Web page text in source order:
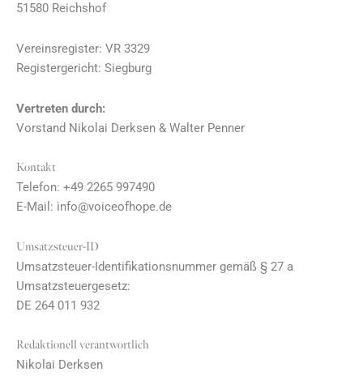
51580 Reichshof
Vereinsregister: VR 3329
Registergericht: Siegburg
Vertreten durch:
Vorstand Nikolai Derksen & Walter Penner
Kontakt
Telefon: +49 2265 997490‬
E-Mail: info@voiceofhope.de
Umsatzsteuer-ID
Umsatzsteuer-Identifikationsnummer gemäß § 27 a
Umsatzsteuergesetz:
DE 264 011 932
Redaktionell verantwortlich
Nikolai Derksen